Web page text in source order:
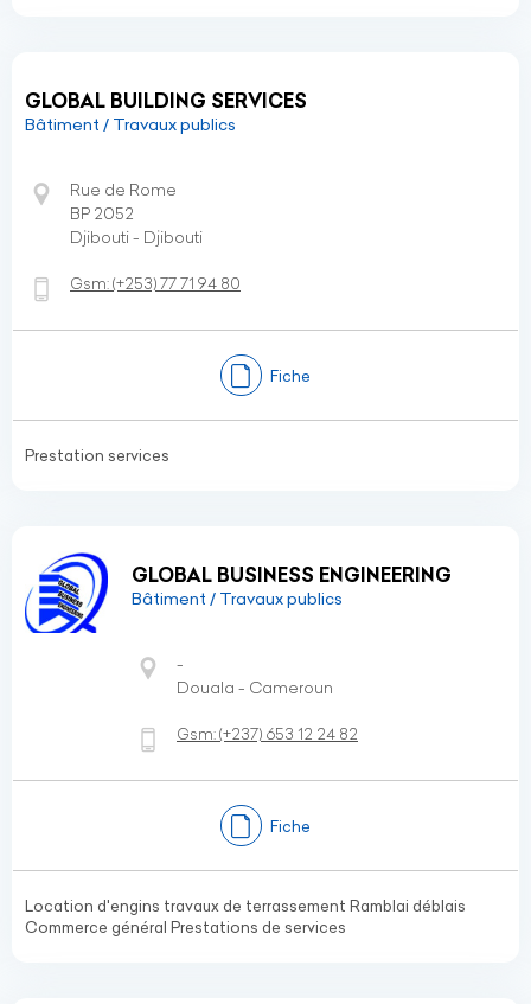
GLOBAL BUILDING SERVICES
Bâtiment / Travaux publics
Rue de Rome
BP 2052
Djibouti - Djibouti
Gsm:(+253)77 71 94 80
Fiche
Prestation services
GLOBAL BUSINESS ENGINEERING
Bâtiment / Travaux publics
-
Douala - Cameroun
Gsm:(+237) 653 12 24 82
Fiche
Location d'engins travaux de terrassement Ramblai déblais
Commerce général Prestations de services